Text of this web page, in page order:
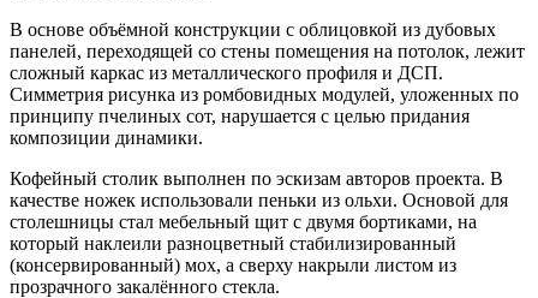
В основе объёмной конструкции с облицовкой из дубовых
панелей, переходящей со стены помещения на потолок, лежит
сложный каркас из металлического профиля и ДСП.
Симметрия рисунка из ромбовидных модулей, уложенных по
принципу пчелиных сот, нарушается с целью придания
композиции динамики.
Кофейный столик выполнен по эскизам авторов проекта. В
качестве ножек использовали пеньки из ольхи. Основой для
столешницы стал мебельный щит с двумя бортиками, на
который наклеили разноцветный стабилизированный
(консервированный) мох, а сверху накрыли листом из
прозрачного закалённого стекла.